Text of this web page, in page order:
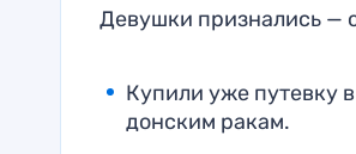
Девушки признались —
Купили уже путевку
донским ракам.